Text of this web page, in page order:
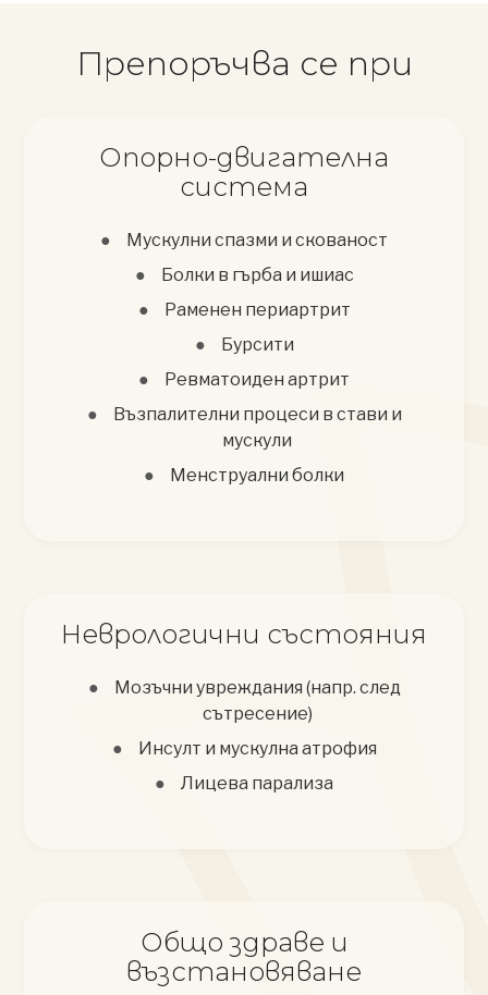
Препоръчва се при
Опорно-двигателна
система
Мускулни спазми и скованост
Болки в гърба и ишиас
Раменен периартрит
Бурсити
Ревматоиден артрит
Възпалителни процеси в стави и
мускули
Менструални болки
Неврологични състояния
Мозъчни увреждания (напр. след
сътресение)
Инсулт и мускулна атрофия
Лицева парализа
Общо здраве и
възстановяване